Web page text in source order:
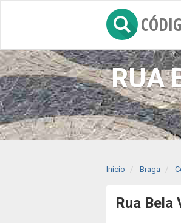
RUA
Início Braga
Rua Bela